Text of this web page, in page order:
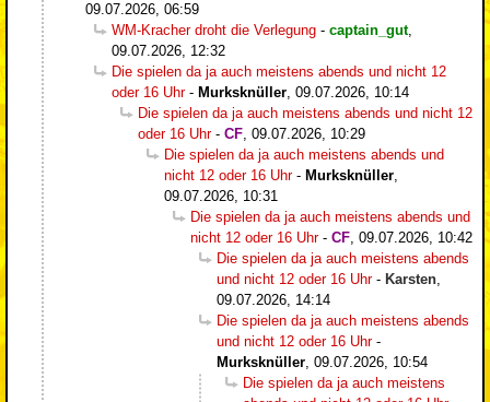
09.07.2026, 06:59
WM-Kracher droht die Verlegung - captain_gut,
09.07.2026, 12:32
Die spielen da ja auch meistens abends und nicht 12
oder 16 Uhr- Murksknüller, 09.07.2026, 10:14
Die spielen da ja auch meistens abends und nicht 12
oder 16 Uhr- CF, 09.07.2026, 10:29
Die spielen da ja auch meistens abends und
nicht 12 oder 16 Uhr- Murksknüller,
09.07.2026, 10:31
Die spielen da ja auch meistens abends und
nicht 12 oder 16 Uhr- CF, 09.07.2026, 10:42
Die spielen da ja auch meistens abends
und nicht 12 oder 16 Uhr- Karsten,
09.07.2026, 14:14
Die spielen da ja auch meistens abends
und nicht 12 oder 16 Uhr-
Murksknüller, 09.07.2026, 10:54
Die spielen da ja auch meistens